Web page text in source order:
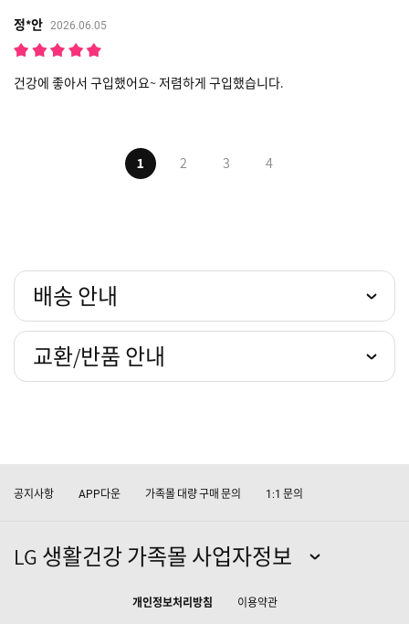
정*안 2026.06.05
건강에 좋아서 구입했어요~ 저렴하게 구입했습니다.
1 2 3 4
배송 안내
교환/반품 안내
공지사항 APP다운 가족몰 대량 구매 문의 1:1 문의
LG 생활건강 가족몰 사업자정보
개인정보처리방침 이용약관